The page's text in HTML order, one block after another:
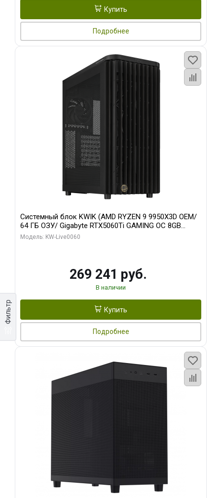
Фильтр
Купить
Подробнее
Системный блок KWIK (AMD RYZEN 9 9950X3D OEM/
64 ГБ ОЗУ/ Gigabyte RTX5060Ti GAMING OC 8GB
GDDR7 128bit 3xDP H/ 1 ТБ SSD)
Модель: KW-Live0060
269 241 руб.
В наличии
Купить
Подробнее